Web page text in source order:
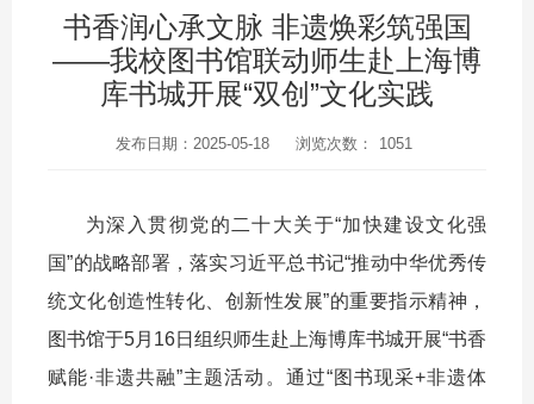
书香润心承文脉 非遗焕彩筑强国
——我校图书馆联动师生赴上海博
库书城开展“双创”文化实践
发布日期：2025-05-18 浏览次数： 1051
为深入贯彻党的二十大关于“加快建设文化强
国”的战略部署，落实习近平总书记“推动中华优秀传
统文化创造性转化、创新性发展”的重要指示精神，
图书馆于5月16日组织师生赴上海博库书城开展“书香
赋能·非遗共融”主题活动。通过“图书现采+非遗体